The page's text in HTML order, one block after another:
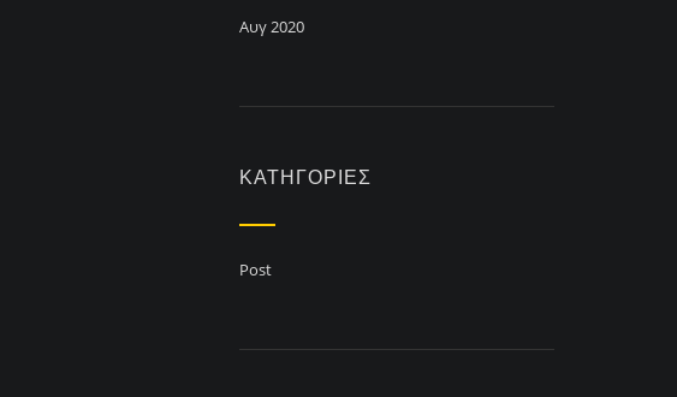
Αυγ 2020
KΑΤΗΓΟΡΊΕΣ
Post